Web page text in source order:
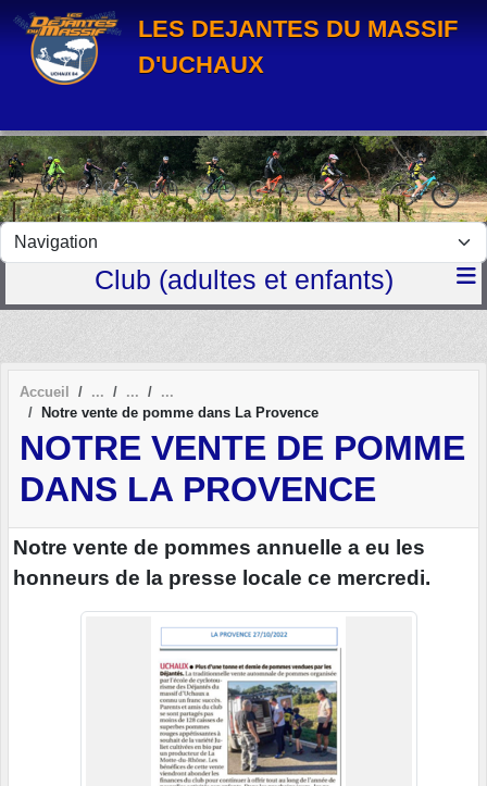
LES DEJANTES DU MASSIF
D'UCHAUX
Club (adultes et enfants)
Accueil
Notre vente de pomme dans La Provence
NOTRE VENTE DE POMME
DANS LA PROVENCE
Notre vente de pommes annuelle a eu les
honneurs de la presse locale ce mercredi.
Panneau de gestion des cookies